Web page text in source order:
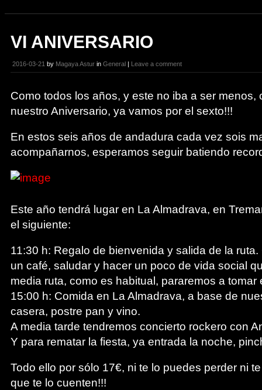
VI ANIVERSARIO
2016-03-21 by Magaya Astur in General | Leave a comment
Como todos los años, y este no iba a ser menos,
nuestro Aniversario, ya vamos por el sexto!!!
En estos seis años de andadura cada vez sois
acompañarnos, esperamos seguir batiendo
Este año tendrá lugar en La Almadrava, en
el siguiente:
11:30 h: Regalo de bienvenida y salida de la
un café, saludar y hacer un poco de vida social
media ruta, como es habitual, pararemos a tomar
15:00 h: Comida en La Almadrava, a base de
casera, postre pan y vino.
A media tarde tendremos concierto rockero con
Y para rematar la fiesta, ya entrada la noche,
Todo ello por sólo 17€, ni te lo puedes perder ni
que te lo cuenten!!!